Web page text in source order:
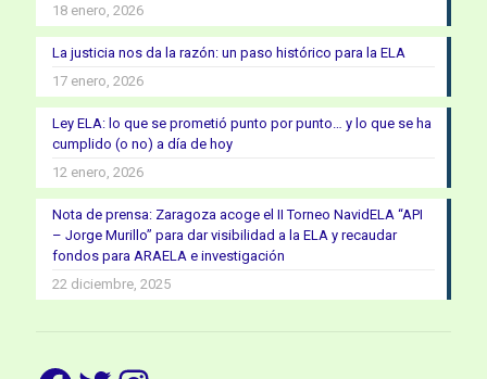
18 enero, 2026
La justicia nos da la razón: un paso histórico para la ELA
17 enero, 2026
Ley ELA: lo que se prometió punto por punto… y lo que se ha
cumplido (o no) a día de hoy
12 enero, 2026
Nota de prensa: Zaragoza acoge el II Torneo NavidELA “API
– Jorge Murillo” para dar visibilidad a la ELA y recaudar
fondos para ARAELA e investigación
22 diciembre, 2025